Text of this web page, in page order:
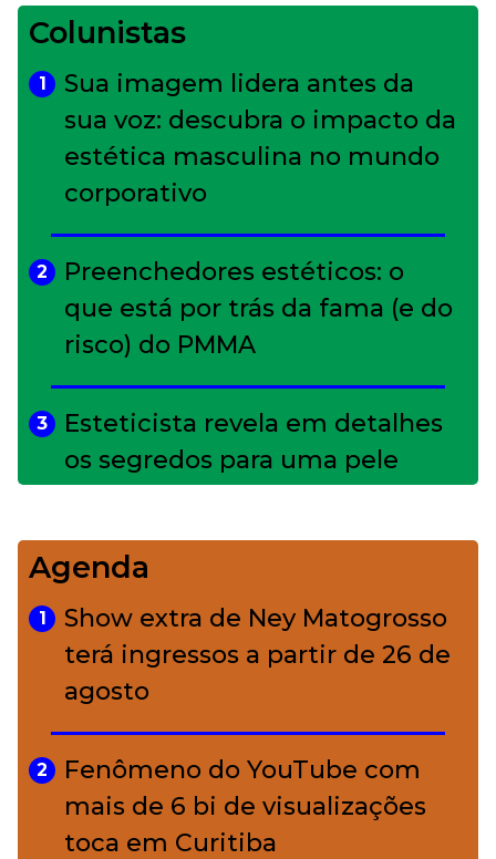
Colunistas
1
Sua imagem lidera antes da
sua voz: descubra o impacto da
estética masculina no mundo
corporativo
2
Preenchedores estéticos: o
que está por trás da fama (e do
risco) do PMMA
3
Esteticista revela em detalhes
os segredos para uma pele
4
Bolsas de palha e ráfia: o
charme rústico que
conquistou o luxo
A ciência por trás da skincare: a
função de cada ativo
Agenda
1
Show extra de Ney Matogrosso
terá ingressos a partir de 26 de
agosto
2
Fenômeno do YouTube com
mais de 6 bi de visualizações
toca em Curitiba